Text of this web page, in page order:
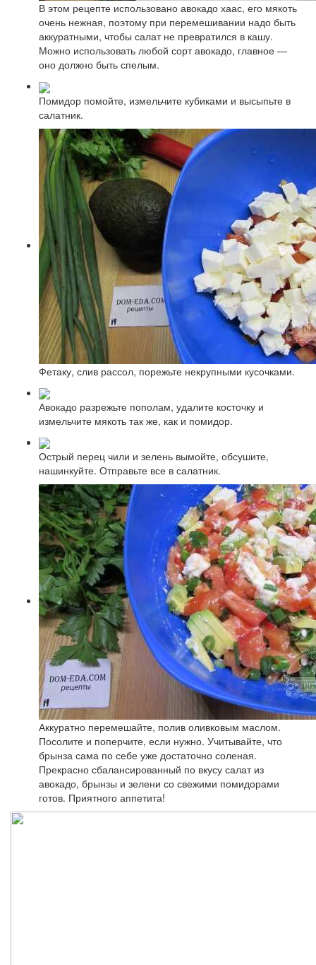
В этом рецепте использовано авокадо хаас, его мякоть
очень нежная, поэтому при перемешивании надо быть
аккуратными, чтобы салат не превратился в кашу.
Можно использовать любой сорт авокадо, главное —
оно должно быть спелым.
Помидор помойте, измельчите кубиками и высыпьте в
салатник.
Фетаку, слив рассол, порежьте некрупными кусочками.
Авокадо разрежьте пополам, удалите косточку и
измельчите мякоть так же, как и помидор.
Острый перец чили и зелень вымойте, обсушите,
нашинкуйте. Отправьте все в салатник.
Аккуратно перемешайте, полив оливковым маслом.
Посолите и поперчите, если нужно. Учитывайте, что
брынза сама по себе уже достаточно соленая.
Прекрасно сбалансированный по вкусу салат из
авокадо, брынзы и зелени со свежими помидорами
готов. Приятного аппетита!